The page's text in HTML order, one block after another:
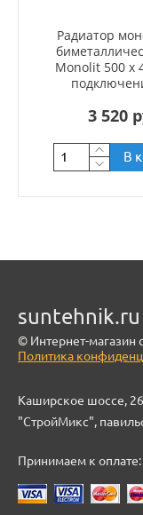
Радиатор
Monolit 500 x
3 520
В
suntehnik.ru
© Интернет-магазин
Политика
Каширское шоссе,
"СтройМикс",
Принимаем к оплате: